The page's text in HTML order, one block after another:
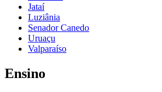
Jataí
Luziânia
Senador Canedo
Uruaçu
Valparaíso
Ensino